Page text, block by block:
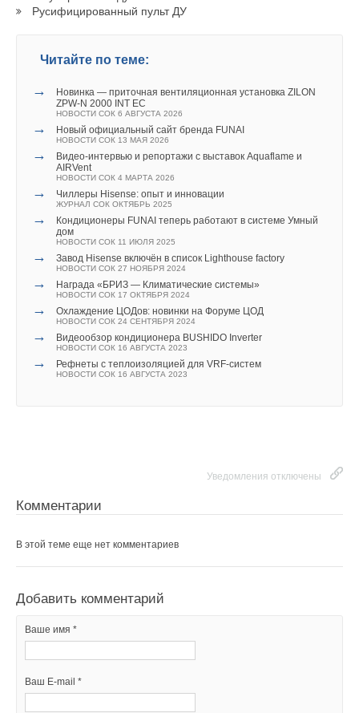
Русифицированный пульт ДУ
Читайте по теме:
→
Новинка — приточная вентиляционная установка ZILON
ZPW-N 2000 INT EC
НОВОСТИ СОК 6 АВГУСТА 2026
→ Новый официальный сайт бренда FUNAI
НОВОСТИ СОК 13 МАЯ 2026
→
Видео-интервью и репортажи с выставок Aquaflame и
AIRVent
НОВОСТИ СОК 4 МАРТА 2026
→ Чиллеры Hisense: опыт и инновации
ЖУРНАЛ СОК ОКТЯБРЬ 2025
→
Кондиционеры FUNAI теперь работают в системе Умный
дом
НОВОСТИ СОК 11 ИЮЛЯ 2025
→ Завод Hisense включён в список Lighthouse factory
НОВОСТИ СОК 27 НОЯБРЯ 2024
→ Награда «БРИЗ — Климатические системы»
НОВОСТИ СОК 17 ОКТЯБРЯ 2024
→ Охлаждение ЦОДов: новинки на Форуме ЦОД
НОВОСТИ СОК 24 СЕНТЯБРЯ 2024
→ Видеообзор кондиционера BUSHIDO Inverter
НОВОСТИ СОК 16 АВГУСТА 2023
→ Рефнеты с теплоизоляцией для VRF-систем
НОВОСТИ СОК 16 АВГУСТА 2023
Уведомления отключены
Комментарии
В этой теме еще нет комментариев
Добавить комментарий
Ваше имя *
Ваш E-mail *
Текст комментария